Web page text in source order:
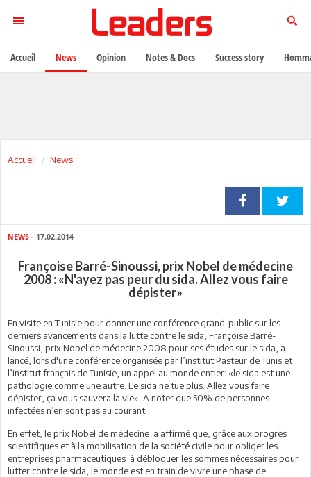
Accueil News
NEWS - 17.02.2014
Françoise Barré-Sinoussi, prix Nobel de médecine
2008 : «N'ayez pas peur du sida. Allez vous faire
dépister»
En visite en Tunisie pour donner une conférence grand-public sur les
derniers avancements dans la lutte contre le sida, Françoise Barré-
Sinoussi, prix Nobel de médecine 2008 pour ses études sur le sida, a
lancé, lors d'une conférence organisée par l’institut Pasteur de Tunis et
l’institut français de Tunisie, un appel au monde entier: «le sida est une
pathologie comme une autre. Le sida ne tue plus. Allez vous faire
dépister, ça vous sauvera la vie». A noter que 50% de personnes
infectées n’en sont pas au courant.
En effet, le prix Nobel de médecine a affirmé que, grâce aux progrès
scientifiques et à la mobilisation de la société civile pour obliger les
entreprises pharmaceutiques à débloquer les sommes nécessaires pour
lutter contre le sida, le monde est en train de vivre une phase de
Accueil News Opinion Notes & Docs Success story